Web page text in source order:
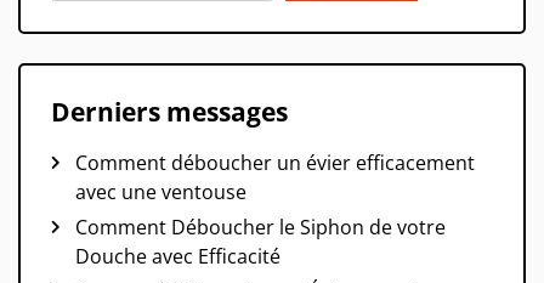
Derniers messages
Comment déboucher un évier efficacement
avec une ventouse
Comment Déboucher le Siphon de votre
Douche avec Efficacité